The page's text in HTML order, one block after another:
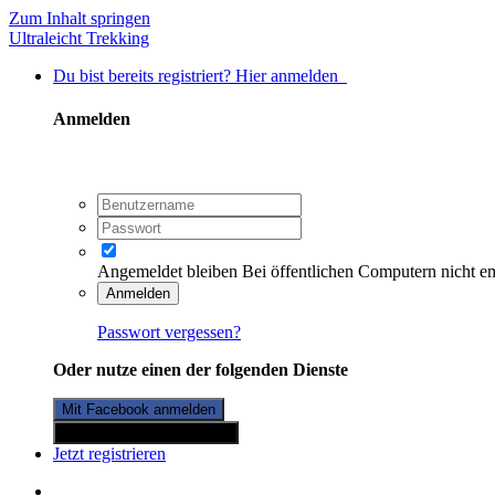
Zum Inhalt springen
Ultraleicht Trekking
Du bist bereits registriert? Hier anmelden
Anmelden
Angemeldet bleiben Bei öffentlichen Computern nicht
Anmelden
Passwort vergessen?
Oder nutze einen der folgenden Dienste
Mit Facebook anmelden
Jetzt registrieren